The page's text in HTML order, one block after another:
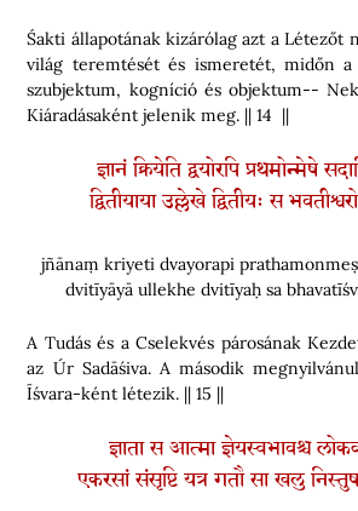
Śakti állapotának kizárólag azt a Létezőt
világ teremtését és ismeretét, midőn
szubjektum, kogníció és objektum--
Kiáradásaként jelenik meg. || 14 ||
ज्ञानं क्रियेति द्वयोरपि प्रथमोन्मेषे
द्वितीयाया उल्लेखे द्वितीयः स
jñānaṃ kriyeti dvayorapi
dvitīyāyā ullekhe dvitīyaḥ sa
A Tudás és a Cselekvés párosának
az Úr Sadāśiva. A második
Īśvara-ként létezik. || 15 ||
ज्ञाता स आत्मा ज्ञेयस्वभावश्च
एकरसां संसृष्टि यत्र गतौ सा खलु